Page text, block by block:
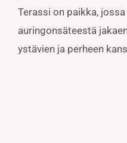
Terassi on paikka,
auringonsäteestä
ystävien ja perheen